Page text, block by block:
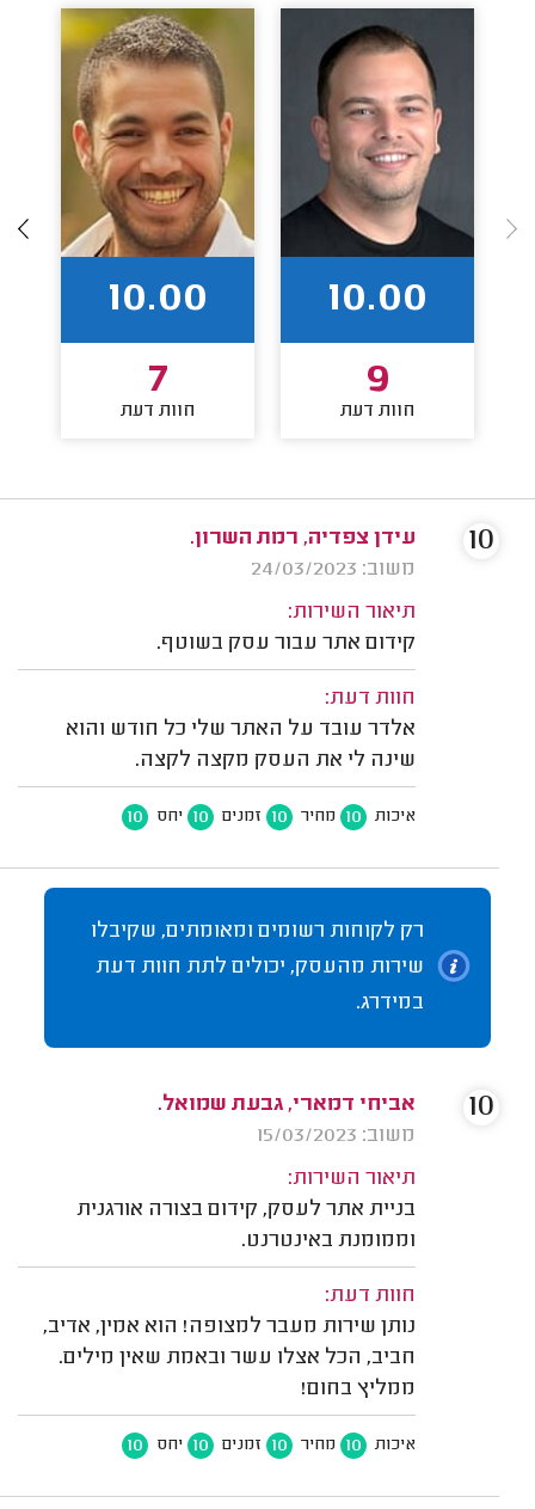
10.00
9
חוות דעת
10.00
7
חוות דעת
עידן צפדיה, רמת השרון.
משוב: 24/03/2023
תיאור השירות:
קידום אתר עבור עסק בשוטף.
חוות דעת:
אלדר עובד על האתר שלי כל חודש והוא
שינה לי את העסק מקצה לקצה.
איכות 10 מחיר 10 זמנים 10 יחס 10
10
רק לקוחות רשומים ומאומתים, שקיבלו
שירות מהעסק, יכולים לתת חוות דעת
במידרג.
אביחי דמארי, גבעת שמואל.
משוב: 15/03/2023
תיאור השירות:
בניית אתר לעסק, קידום בצורה אורגנית
וממומנת באינטרנט.
חוות דעת:
נותן שירות מעבר למצופה! הוא אמין, אדיב,
חביב, הכל אצלו עשר ובאמת שאין מילים.
ממליץ בחום!
איכות 10 מחיר 10 זמנים 10 יחס 10
10